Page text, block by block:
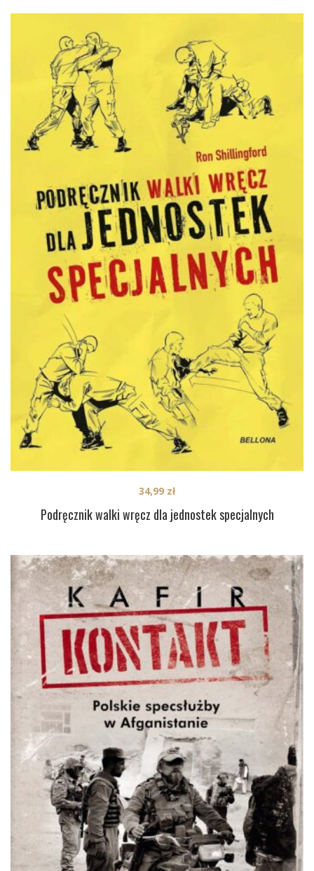
Podręcznik walki wręcz dla jednostek specjalnych
34,99 zł